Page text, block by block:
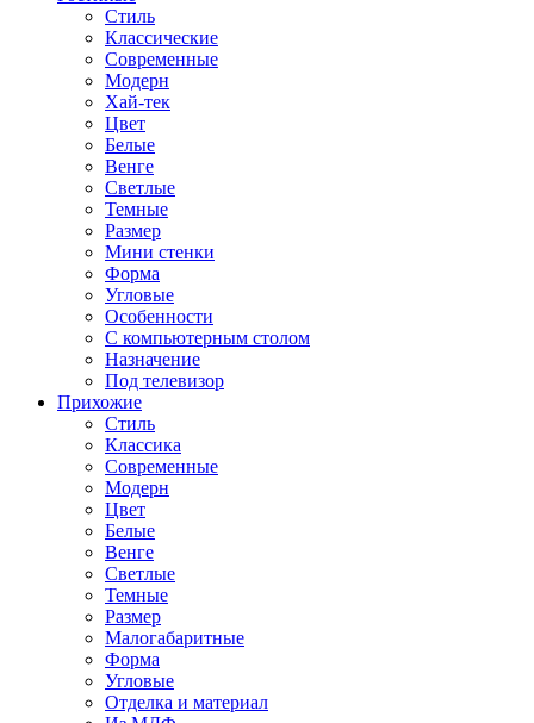
Стиль
Классические
Современные
Модерн
Хай-тек
Цвет
Белые
Венге
Светлые
Темные
Размер
Мини стенки
Форма
Угловые
Особенности
С компьютерным столом
Назначение
Под телевизор
Прихожие
Стиль
Классика
Современные
Модерн
Цвет
Белые
Венге
Светлые
Темные
Размер
Малогабаритные
Форма
Угловые
Отделка и материал